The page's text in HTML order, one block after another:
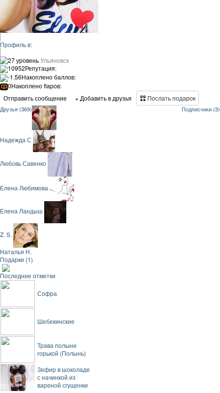
Профиль в:
27 уровеньУльяновск
10952Репутация:
-1.56Накоплено баллов:
0Накоплено flapов:
Отправить сообщение
+ Добавить в друзья Послать подарок
Друзья (369) Подписчики (3)
Надежда С
Любовь Савенко
Елена Любимова
Елена Ландыш
Z. S.
Наталья Н.
Подарки (1)
Последние отметки
Софра
Шебекинские
Трава полыни
горькой (Полынь)
Зефир в шоколаде
с начинкой из
вареной сгущенки